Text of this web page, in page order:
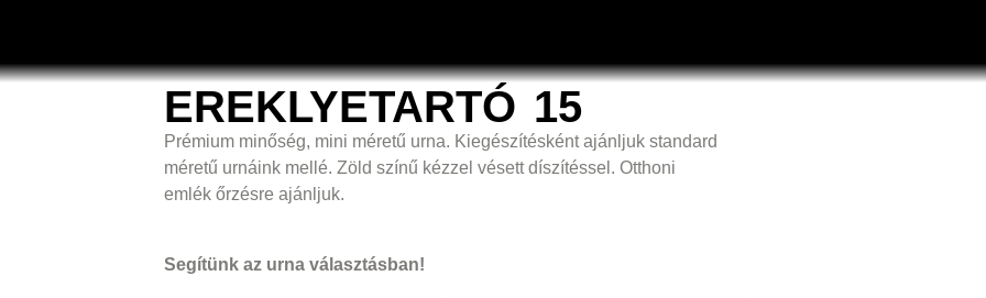
EREKLYETARTÓ 15
Prémium minőség, mini méretű urna. Kiegészítésként ajánljuk standard
méretű urnáink mellé. Zöld színű kézzel vésett díszítéssel. Otthoni
emlék őrzésre ajánljuk.
Segítünk az urna választásban!